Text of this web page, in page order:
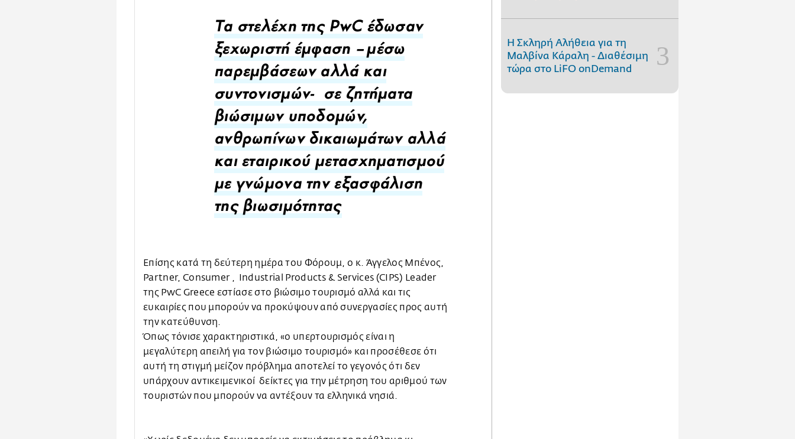
Τα στελέχη της PwC έδωσαν
ξεχωριστή έμφαση –μέσω
παρεμβάσεων αλλά και
συντονισμών- σε ζητήματα
βιώσιμων υποδομών,
ανθρωπίνων δικαιωμάτων αλλά
και εταιρικού μετασχηματισμού
με γνώμονα την εξασφάλιση
της βιωσιμότητας
Επίσης κατά τη δεύτερη ημέρα του Φόρουμ, ο κ. Άγγελος Μπένος,
Partner, Consumer , Industrial Products & Services (CIPS) Leader
της PwC Greece εστίασε στο βιώσιμο τουρισμό αλλά και τις
ευκαιρίες που μπορούν να προκύψουν από συνεργασίες προς αυτή
την κατεύθυνση.
Όπως τόνισε χαρακτηριστικά, «ο υπερτουρισμός είναι η
μεγαλύτερη απειλή για τον βιώσιμο τουρισμό» και προσέθεσε ότι
αυτή τη στιγμή μείζον πρόβλημα αποτελεί το γεγονός ότι δεν
υπάρχουν αντικειμενικοί δείκτες για την μέτρηση του αριθμού των
τουριστών που μπορούν να αντέξουν τα ελληνικά νησιά.
Η Σκληρή Αλήθεια για τη
Μαλβίνα Κάραλη - Διαθέσιμη
τώρα στo LiFO onDemand